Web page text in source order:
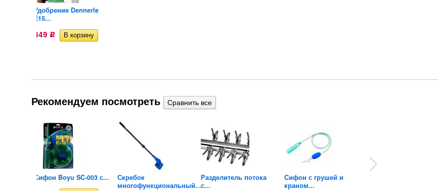
Удобрение Dennerle
E15...
849 Р
Удобрение Dennerle
E15...
849Р
Рекомендуем посмотреть
Сифон Boyu SC-003 с...
Скребок
многофункциональный...
Разделитель потока
с...
Сифон с грушей и
краном...